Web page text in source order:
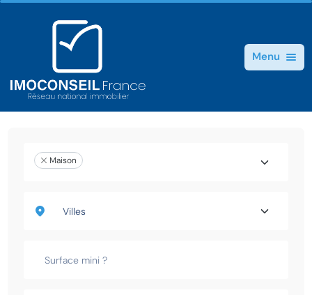
Menu
Maison